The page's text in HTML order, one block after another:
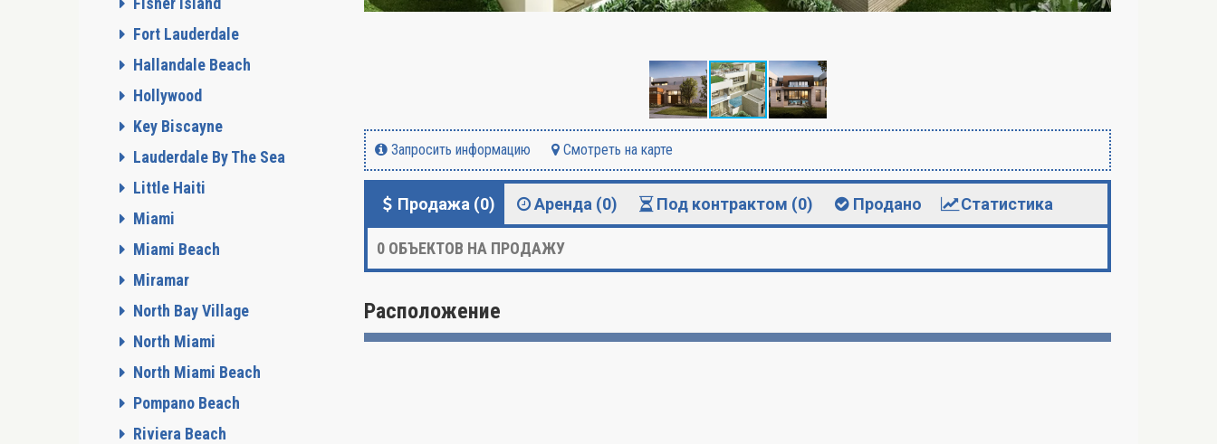
Запросить информацию Смотреть на карте
Продажа (0) Аренда (0) Под контрактом (0) Продано Статистика
0 ОБЪЕКТОВ НА ПРОДАЖУ
Расположение
Fort Lauderdale
Hallandale Beach
Hollywood
Key Biscayne
Lauderdale By The Sea
Little Haiti
Miami
Miami Beach
Miramar
North Bay Village
North Miami
North Miami Beach
Pompano Beach
Riviera Beach